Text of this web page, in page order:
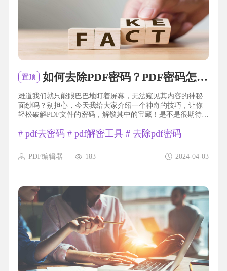
置顶 如何去除PDF密码？PDF密码怎么去除？
难道我们就只能眼巴巴地盯着屏幕，无法窥见其内容的神秘
面纱吗？别担心，今天我给大家介绍一个神奇的技巧，让你
轻松破解PDF文件的密码，解锁其中的宝藏！是不是很期待
密码福昕PDF编辑器产品可以帮助用户去除PDF文件的密码保
PDF编辑器 2024-04-03
183
# pdf去密码 # pdf解密工具# 去除pdf密码